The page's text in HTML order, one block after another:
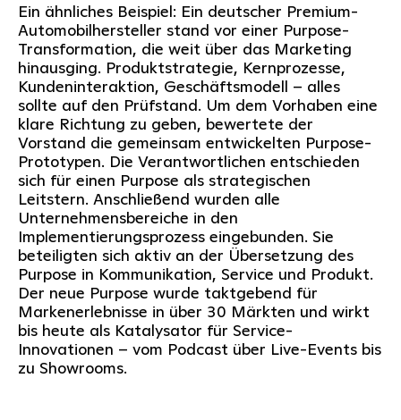
Ein ähnliches Beispiel: Ein deutscher Premium-
Automobilhersteller stand vor einer Purpose-
Transformation, die weit über das Marketing
hinausging. Produktstrategie, Kernprozesse,
Kundeninteraktion, Geschäftsmodell – alles
sollte auf den Prüfstand. Um dem Vorhaben eine
klare Richtung zu geben, bewertete der
Vorstand die gemeinsam entwickelten Purpose-
Prototypen. Die Verantwortlichen entschieden
sich für einen Purpose als strategischen
Leitstern. Anschließend wurden alle
Unternehmensbereiche in den
Implementierungsprozess eingebunden. Sie
beteiligten sich aktiv an der Übersetzung des
Purpose in Kommunikation, Service und Produkt.
Der neue Purpose wurde taktgebend für
Markenerlebnisse in über 30 Märkten und wirkt
bis heute als Katalysator für Service-
Innovationen – vom Podcast über Live-Events bis
zu Showrooms.